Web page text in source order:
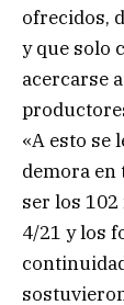
ofrecidos,
y que solo
acercarse
«A esto se
demora
ser los
4/21 y los